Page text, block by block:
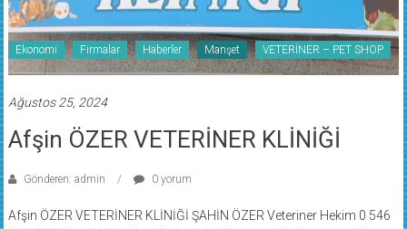
Ekonomi Firmalar Haberler Manşet VETERİNER – PET SHOP
Ağustos 25, 2024
Afşin ÖZER VETERİNER KLİNİĞİ
Gönderen: admin 0 yorum
Afşin ÖZER VETERİNER KLİNİĞİ ŞAHİN ÖZER Veteriner Hekim 0 546